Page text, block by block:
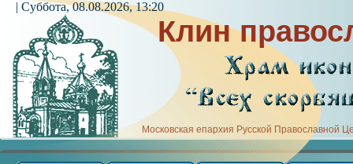
Клин
Московская епархия Русской Православной
| Суббота, 08.08.2026, 13:20